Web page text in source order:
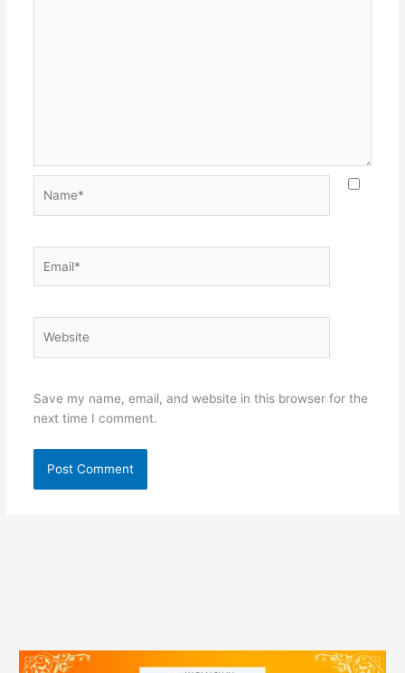
Save my name, email, and website in this browser for the
next time I comment.